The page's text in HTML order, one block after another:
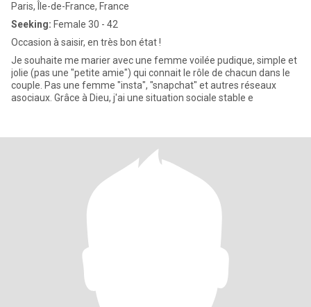
Paris, Île-de-France, France
Seeking: Female 30 - 42
Occasion à saisir, en très bon état !
Je souhaite me marier avec une femme voilée pudique, simple et
jolie (pas une "petite amie") qui connait le rôle de chacun dans le
couple. Pas une femme "insta", "snapchat" et autres réseaux
asociaux. Grâce à Dieu, j'ai une situation sociale stable e